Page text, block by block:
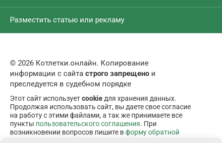
Разместить статью или рекламу
© 2026 Котлетки.онлайн. Копирование
информации с сайта строго запрещено и
преследуется в судебном порядке
Этот сайт используетcookie для хранения данных.
Продолжая использовать сайт, вы даете свое согласие
на работу с этими файлами, а так же принимаете все
пункты пользовательского соглашения. При
возникновении вопросов пишите вформу обратной